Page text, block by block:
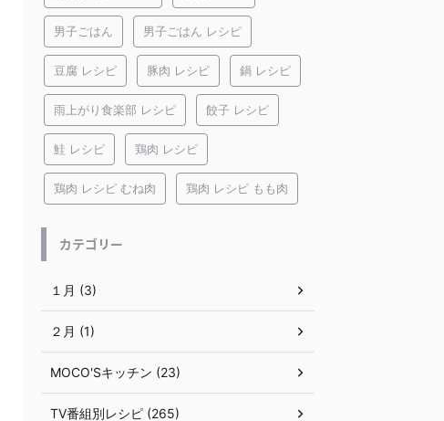
男子ごはん 男子ごはん レシピ
豆腐 レシピ 豚肉 レシピ 鍋 レシピ
雨上がり食楽部 レシピ 餃子 レシピ
鮭 レシピ 鶏肉 レシピ
鶏肉 レシピ むね肉 鶏肉 レシピ もも肉
カテゴリー
１月 (3)
２月 (1)
MOCO'Sキッチン (23)
TV番組別レシピ (265)